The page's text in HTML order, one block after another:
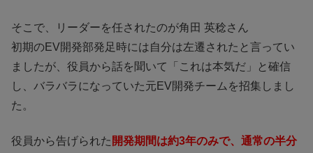
そこで、リーダーを任されたのが角田 英稔さん
初期のEV開発部発足時には自分は左遷されたと言ってい
ましたが、役員から話を聞いて「これは本気だ」と確信
し、バラバラになっていた元EV開発チームを招集しまし
た。
役員から告げられた 開発期間は約3年のみで、通常の半分